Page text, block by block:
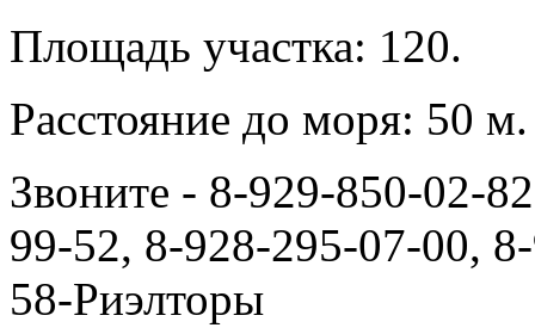
Площадь участка: 120.
Расстояние до моря: 50 м.
Звоните - 8-929-850-02-
99-52, 8-928-295-07-00,
58-Риэлторы